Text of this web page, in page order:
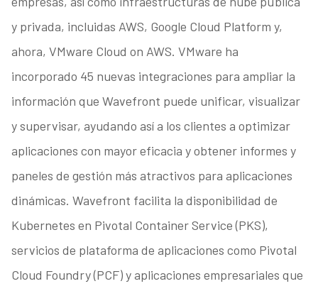
y privada, incluidas AWS, Google Cloud Platform y,
ahora, VMware Cloud on AWS. VMware ha
incorporado 45 nuevas integraciones para ampliar la
información que Wavefront puede unificar, visualizar
y supervisar, ayudando así a los clientes a optimizar
aplicaciones con mayor eficacia y obtener informes y
paneles de gestión más atractivos para aplicaciones
dinámicas. Wavefront facilita la disponibilidad de
Kubernetes en Pivotal Container Service (PKS),
servicios de plataforma de aplicaciones como Pivotal
Cloud Foundry (PCF) y aplicaciones empresariales que